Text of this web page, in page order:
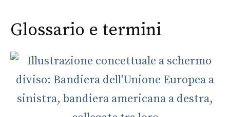
Glossario e termini